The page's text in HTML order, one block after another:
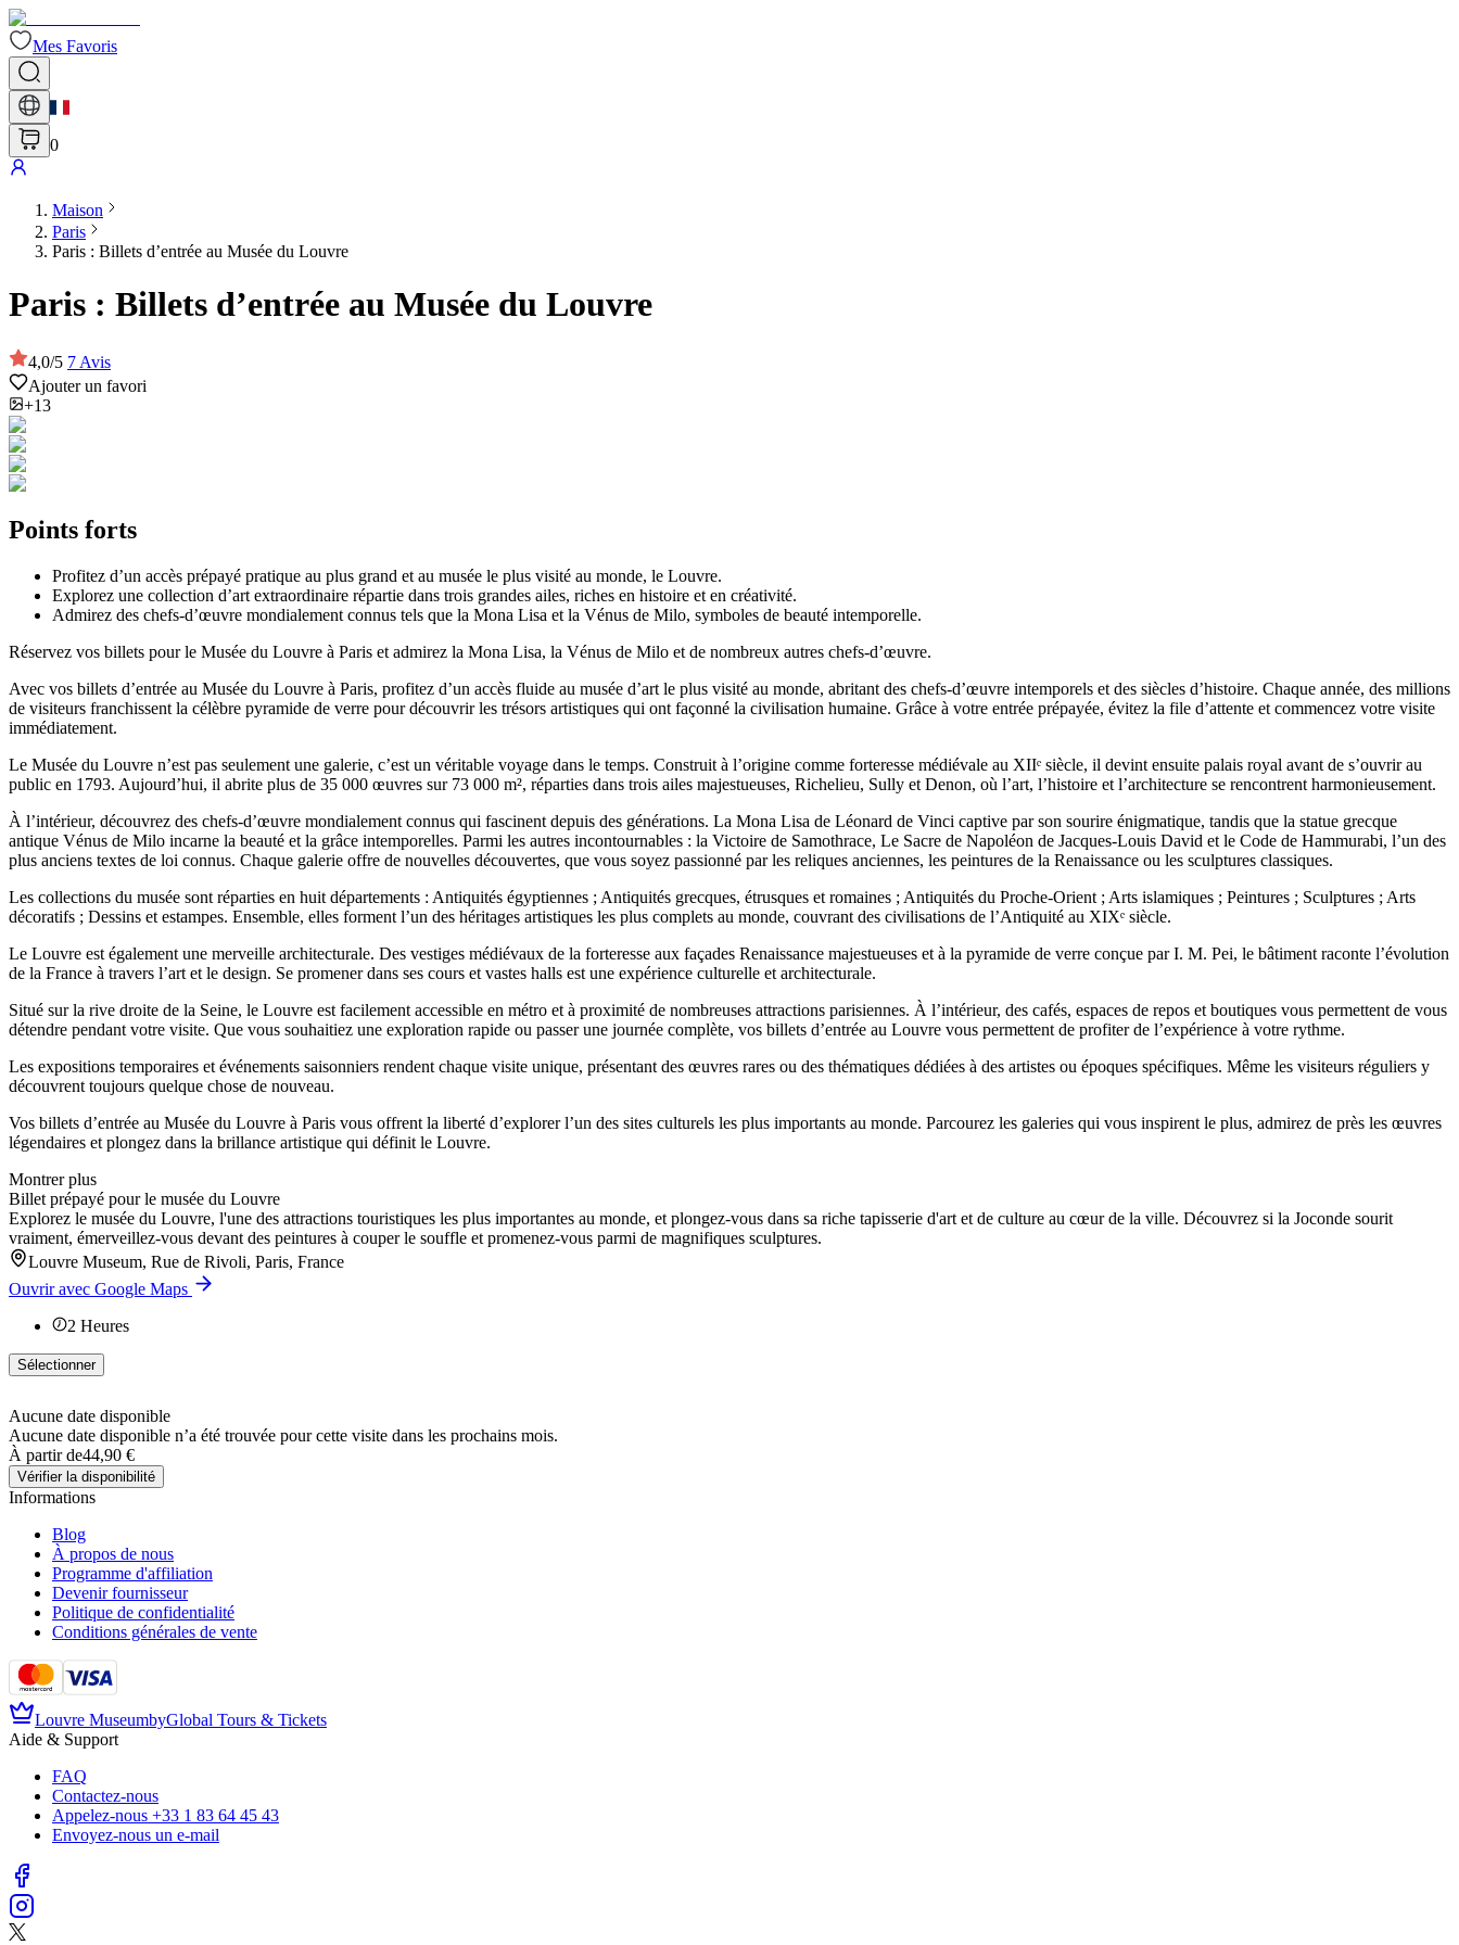
Mes Favoris
0
Maison
Paris
Paris : Billets d’entrée au Musée du Louvre
Paris : Billets d’entrée au Musée du Louvre
4,0/5 7 Avis
Ajouter un favori
+13
Points forts
Profitez d’un accès prépayé pratique au plus grand et au musée le plus visité au monde, le Louvre.
Explorez une collection d’art extraordinaire répartie dans trois grandes ailes, riches en histoire et en créativité.
Admirez des chefs-d’œuvre mondialement connus tels que la Mona Lisa et la Vénus de Milo, symboles de beauté intemporelle.
Réservez vos billets pour le Musée du Louvre à Paris et admirez la Mona Lisa, la Vénus de Milo et de nombreux autres chefs-d’œuvre.
Avec vos billets d’entrée au Musée du Louvre à Paris, profitez d’un accès fluide au musée d’art le plus visité au monde, abritant des chefs-d’œuvre intemporels et des siècles d’histoire. Chaque année, des millions
de visiteurs franchissent la célèbre pyramide de verre pour découvrir les trésors artistiques qui ont façonné la civilisation humaine. Grâce à votre entrée prépayée, évitez la file d’attente et commencez votre visite
immédiatement.
Le Musée du Louvre n’est pas seulement une galerie, c’est un véritable voyage dans le temps. Construit à l’origine comme forteresse médiévale au XIIᵉ siècle, il devint ensuite palais royal avant de s’ouvrir au
public en 1793. Aujourd’hui, il abrite plus de 35 000 œuvres sur 73 000 m², réparties dans trois ailes majestueuses, Richelieu, Sully et Denon, où l’art, l’histoire et l’architecture se rencontrent harmonieusement.
À l’intérieur, découvrez des chefs-d’œuvre mondialement connus qui fascinent depuis des générations. La Mona Lisa de Léonard de Vinci captive par son sourire énigmatique, tandis que la statue grecque
antique Vénus de Milo incarne la beauté et la grâce intemporelles. Parmi les autres incontournables : la Victoire de Samothrace, Le Sacre de Napoléon de Jacques-Louis David et le Code de Hammurabi, l’un des
plus anciens textes de loi connus. Chaque galerie offre de nouvelles découvertes, que vous soyez passionné par les reliques anciennes, les peintures de la Renaissance ou les sculptures classiques.
Les collections du musée sont réparties en huit départements : Antiquités égyptiennes ; Antiquités grecques, étrusques et romaines ; Antiquités du Proche-Orient ; Arts islamiques ; Peintures ; Sculptures ; Arts
décoratifs ; Dessins et estampes. Ensemble, elles forment l’un des héritages artistiques les plus complets au monde, couvrant des civilisations de l’Antiquité au XIXᵉ siècle.
Le Louvre est également une merveille architecturale. Des vestiges médiévaux de la forteresse aux façades Renaissance majestueuses et à la pyramide de verre conçue par I. M. Pei, le bâtiment raconte l’évolution
de la France à travers l’art et le design. Se promener dans ses cours et vastes halls est une expérience culturelle et architecturale.
Situé sur la rive droite de la Seine, le Louvre est facilement accessible en métro et à proximité de nombreuses attractions parisiennes. À l’intérieur, des cafés, espaces de repos et boutiques vous permettent de vous
détendre pendant votre visite. Que vous souhaitiez une exploration rapide ou passer une journée complète, vos billets d’entrée au Louvre vous permettent de profiter de l’expérience à votre rythme.
Les expositions temporaires et événements saisonniers rendent chaque visite unique, présentant des œuvres rares ou des thématiques dédiées à des artistes ou époques spécifiques. Même les visiteurs réguliers y
découvrent toujours quelque chose de nouveau.
Vos billets d’entrée au Musée du Louvre à Paris vous offrent la liberté d’explorer l’un des sites culturels les plus importants au monde. Parcourez les galeries qui vous inspirent le plus, admirez de près les œuvres
légendaires et plongez dans la brillance artistique qui définit le Louvre.
Montrer plus
Billet prépayé pour le musée du Louvre
Explorez le musée du Louvre, l'une des attractions touristiques les plus importantes au monde, et plongez-vous dans sa riche tapisserie d'art et de culture au cœur de la ville. Découvrez si la Joconde sourit
vraiment, émerveillez-vous devant des peintures à couper le souffle et promenez-vous parmi de magnifiques sculptures.
Louvre Museum, Rue de Rivoli, Paris, France
Ouvrir avec Google Maps
2 Heures
Sélectionner
Aucune date disponible
Aucune date disponible n’a été trouvée pour cette visite dans les prochains mois.
À partir de44,90 €
Vérifier la disponibilité
Informations
Blog
À propos de nous
Programme d'affiliation
Devenir fournisseur
Politique de confidentialité
Conditions générales de vente
Louvre MuseumbyGlobal Tours & Tickets
Aide & Support
FAQ
Contactez-nous
Appelez-nous +33 1 83 64 45 43
Envoyez-nous un e-mail